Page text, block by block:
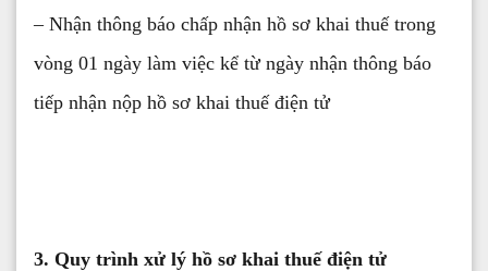
– Nhận thông báo chấp nhận hồ sơ khai thuế trong
vòng 01 ngày làm việc kể từ ngày nhận thông báo
tiếp nhận nộp hồ sơ khai thuế điện tử
3. Quy trình xử lý hồ sơ khai thuế điện tử